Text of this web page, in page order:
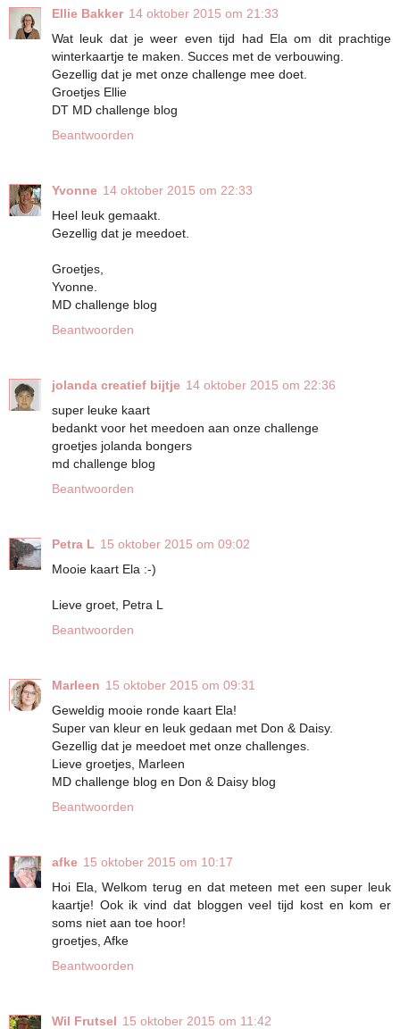
Ellie Bakker 14 oktober 2015 om 21:33
Wat leuk dat je weer even tijd had Ela om dit prachtige
winterkaartje te maken. Succes met de verbouwing.
Gezellig dat je met onze challenge mee doet.
Groetjes Ellie
DT MD challenge blog
Beantwoorden
Yvonne 14 oktober 2015 om 22:33
Heel leuk gemaakt.
Gezellig dat je meedoet.
Groetjes,
Yvonne.
MD challenge blog
Beantwoorden
jolanda creatief bijtje 14 oktober 2015 om 22:36
super leuke kaart
bedankt voor het meedoen aan onze challenge
groetjes jolanda bongers
md challenge blog
Beantwoorden
Petra L 15 oktober 2015 om 09:02
Mooie kaart Ela :-)
Lieve groet, Petra L
Beantwoorden
Marleen 15 oktober 2015 om 09:31
Geweldig mooie ronde kaart Ela!
Super van kleur en leuk gedaan met Don & Daisy.
Gezellig dat je meedoet met onze challenges.
Lieve groetjes, Marleen
MD challenge blog en Don & Daisy blog
Beantwoorden
afke 15 oktober 2015 om 10:17
Hoi Ela, Welkom terug en dat meteen met een super leuk
kaartje! Ook ik vind dat bloggen veel tijd kost en kom er
soms niet aan toe hoor!
groetjes, Afke
Beantwoorden
Wil Frutsel 15 oktober 2015 om 11:42